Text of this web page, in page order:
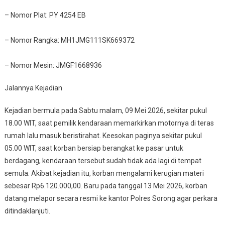
– Nomor Plat: PY 4254 EB
– Nomor Rangka: MH1JMG111SK669372
– Nomor Mesin: JMGF1668936
Jalannya Kejadian
Kejadian bermula pada Sabtu malam, 09 Mei 2026, sekitar pukul
18.00 WIT, saat pemilik kendaraan memarkirkan motornya di teras
rumah lalu masuk beristirahat. Keesokan paginya sekitar pukul
05.00 WIT, saat korban bersiap berangkat ke pasar untuk
berdagang, kendaraan tersebut sudah tidak ada lagi di tempat
semula. Akibat kejadian itu, korban mengalami kerugian materi
sebesar Rp6.120.000,00. Baru pada tanggal 13 Mei 2026, korban
datang melapor secara resmi ke kantor Polres Sorong agar perkara
ditindaklanjuti.